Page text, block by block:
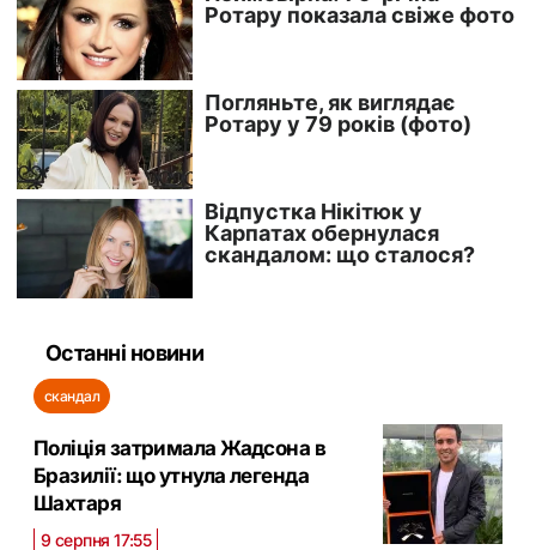
Останні новини
скандал
Поліція затримала Жадсона в
Бразилії: що утнула легенда
Шахтаря
9 серпня 17:55